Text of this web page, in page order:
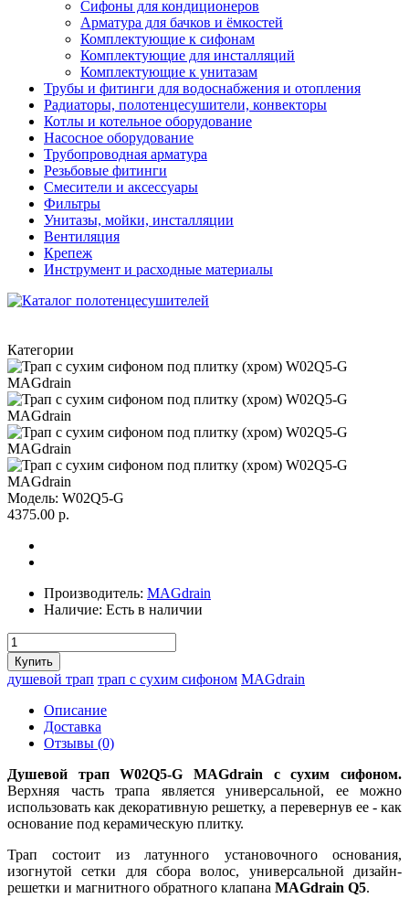
Сифоны для кондиционеров
Арматура для бачков и ёмкостей
Комплектующие к сифонам
Комплектующие для инсталляций
Комплектующие к унитазам
Трубы и фитинги для водоснабжения и отопления
Радиаторы, полотенцесушители, конвекторы
Котлы и котельное оборудование
Насосное оборудование
Трубопроводная арматура
Резьбовые фитинги
Смесители и аксессуары
Фильтры
Унитазы, мойки, инсталляции
Вентиляция
Крепеж
Инструмент и расходные материалы
Категории
Модель: W02Q5-G
4375.00 р.
Производитель: MAGdrain
Наличие: Есть в наличии
душевой трап трап с сухим сифоном MAGdrain
Описание
Доставка
Отзывы (0)
Душевой трап W02Q5-G MAGdrain с сухим сифоном.
Верхняя часть трапа является универсальной, ее можно
использовать как декоративную решетку, а перевернув ее - как
основание под керамическую плитку.
Трап состоит из латунного установочного основания,
изогнутой сетки для сбора волос, универсальной дизайн-
решетки и магнитного обратного клапана MAGdrain Q5.